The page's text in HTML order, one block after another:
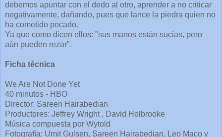
debemos apuntar con el dedo al otro, aprender a no criticar
negativamente, dañando, pues que lance la piedra quien no
ha cometido pecado.
Ya que como dicen ellos: "sus manos están sucias, pero
aún pueden rezar".
Ficha técnica
We Are Not Done Yet
40 minutos - HBO
Director: Sareen Hairabedian
Productores: Jeffrey Wright , David Holbrooke
Música compuesta por Wytold
Fotografía: Umit Gulsen, Sareen Hairabedian, Leo Maco y